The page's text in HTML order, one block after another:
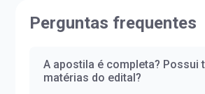
Perguntas frequentes
A apostila é completa? Possui
matérias do edital?